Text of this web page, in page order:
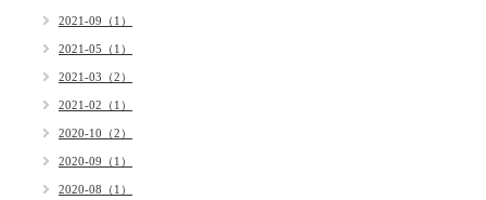
2021-09（1）
2021-05（1）
2021-03（2）
2021-02（1）
2020-10（2）
2020-09（1）
2020-08（1）